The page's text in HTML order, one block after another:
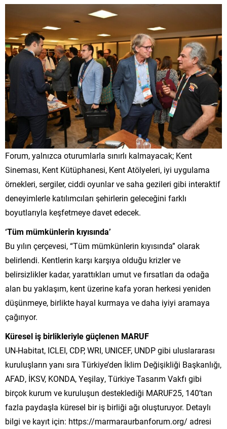
Forum, yalnızca oturumlarla sınırlı kalmayacak; Kent
Sineması, Kent Kütüphanesi, Kent Atölyeleri, iyi uygulama
örnekleri, sergiler, ciddi oyunlar ve saha gezileri gibi interaktif
deneyimlerle katılımcıları şehirlerin geleceğini farklı
boyutlarıyla keşfetmeye davet edecek.
‘Tüm mümkünlerin kıyısında’
Bu yılın çerçevesi, “Tüm mümkünlerin kıyısında” olarak
belirlendi. Kentlerin karşı karşıya olduğu krizler ve
belirsizlikler kadar, yarattıkları umut ve fırsatları da odağa
alan bu yaklaşım, kent üzerine kafa yoran herkesi yeniden
düşünmeye, birlikte hayal kurmaya ve daha iyiyi aramaya
çağırıyor.
Küresel iş birlikleriyle güçlenen MARUF
UN-Habitat, ICLEI, CDP, WRI, UNICEF, UNDP gibi uluslararası
kuruluşların yanı sıra Türkiye’den İklim Değişikliği Başkanlığı,
AFAD, İKSV, KONDA, Yeşilay, Türkiye Tasarım Vakfı gibi
birçok kurum ve kuruluşun desteklediği MARUF25, 140’tan
fazla paydaşla küresel bir iş birliği ağı oluşturuyor. Detaylı
bilgi ve kayıt için: https://marmaraurbanforum.org/ adresi